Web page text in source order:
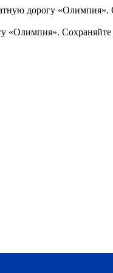
дорогу
«Олимпия».